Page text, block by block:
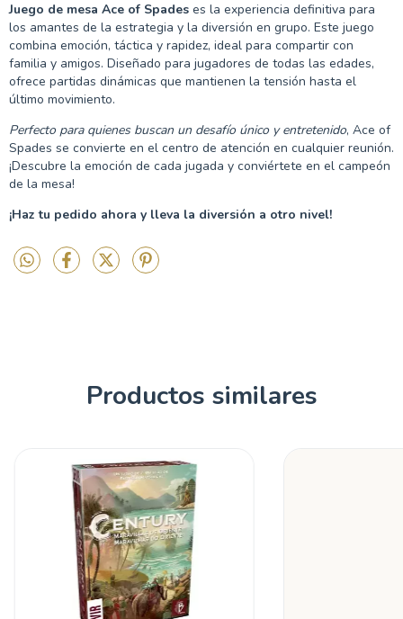
Juego de mesa Ace of Spades es la experiencia definitiva para
los amantes de la estrategia y la diversión en grupo. Este juego
combina emoción, táctica y rapidez, ideal para compartir con
familia y amigos. Diseñado para jugadores de todas las edades,
ofrece partidas dinámicas que mantienen la tensión hasta el
último movimiento.
Perfecto para quienes buscan un desafío único y entretenido, Ace of
Spades se convierte en el centro de atención en cualquier reunión.
¡Descubre la emoción de cada jugada y conviértete en el campeón
de la mesa!
¡Haz tu pedido ahora y lleva la diversión a otro nivel!
Productos similares